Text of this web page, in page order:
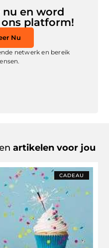
nu en word
platform!
Nu
netwerk en bereik
artikelen voor jou
CADEAU